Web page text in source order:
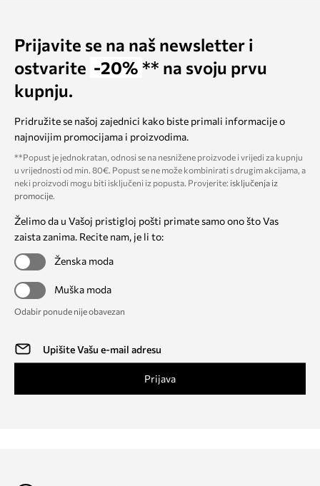
Prijavite se na naš newsletter i
ostvarite -20% ** na svoju prvu
kupnju.
Pridružite se našoj zajednici kako biste primali informacije o
najnovijim promocijama i proizvodima.
**Popust je jednokratan, odnosi se na nesnižene proizvode i vrijedi za kupnju
u vrijednosti od min. 80€. Popust se ne može kombinirati s drugim akcijama, a
neki proizvodi mogu biti isključeni iz popusta. Provjerite: isključenja iz
promocije.
Želimo da u Vašoj pristigloj pošti primate samo ono što Vas
zaista zanima. Recite nam, je li to:
Ženska moda
Muška moda
Odabir ponude nije obavezan
Prijava